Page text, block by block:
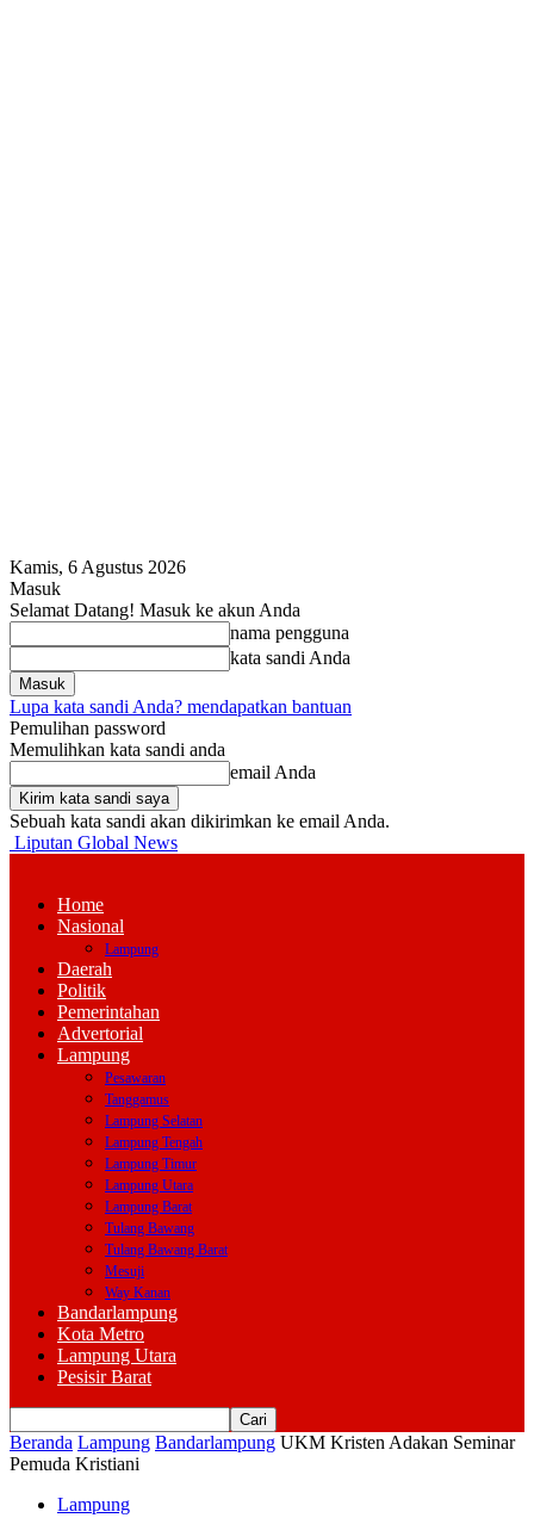
Kamis, 6 Agustus 2026
Masuk
Selamat Datang! Masuk ke akun Anda
nama pengguna
kata sandi Anda
Lupa kata sandi Anda? mendapatkan bantuan
Pemulihan password
Memulihkan kata sandi anda
email Anda
Sebuah kata sandi akan dikirimkan ke email Anda.
Liputan Global News
Home
Nasional
Lampung
Daerah
Politik
Pemerintahan
Advertorial
Lampung
Pesawaran
Tanggamus
Lampung Selatan
Lampung Tengah
Lampung Timur
Lampung Utara
Lampung Barat
Tulang Bawang
Tulang Bawang Barat
Mesuji
Way Kanan
Bandarlampung
Kota Metro
Lampung Utara
Pesisir Barat
Beranda Lampung Bandarlampung UKM Kristen Adakan Seminar
Pemuda Kristiani
Lampung